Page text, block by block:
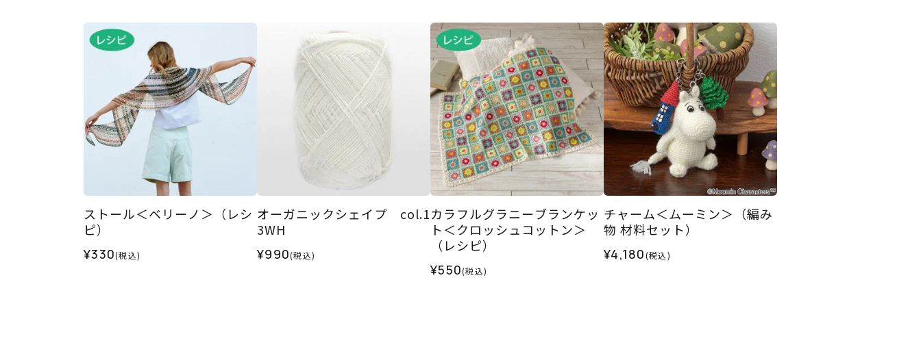
ストール＜ベリーノ＞（レシ
ピ）
¥330(税込)
オーガニックシェイプ col.1
3WH
¥990(税込)
カラフルグラニーブランケッ
ト＜クロッシュコットン＞
（レシピ）
¥550(税込)
チャーム＜ムーミン＞（編み
物 材料セット）
¥4,180(税込)